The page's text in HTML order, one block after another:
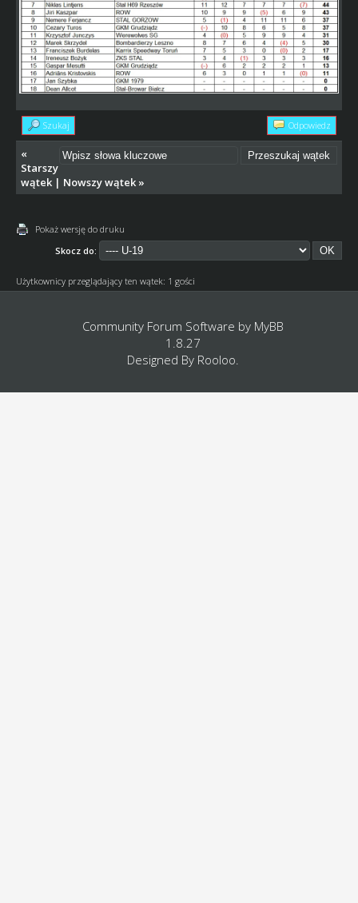
Szukaj Odpowiedz
«
Starszy
wątek| Nowszy wątek»
Pokaż wersję do druku
Skocz do:
Użytkownicy przeglądający ten wątek: 1 gości
Community Forum Software by MyBB
1.8.27
Designed By Rooloo